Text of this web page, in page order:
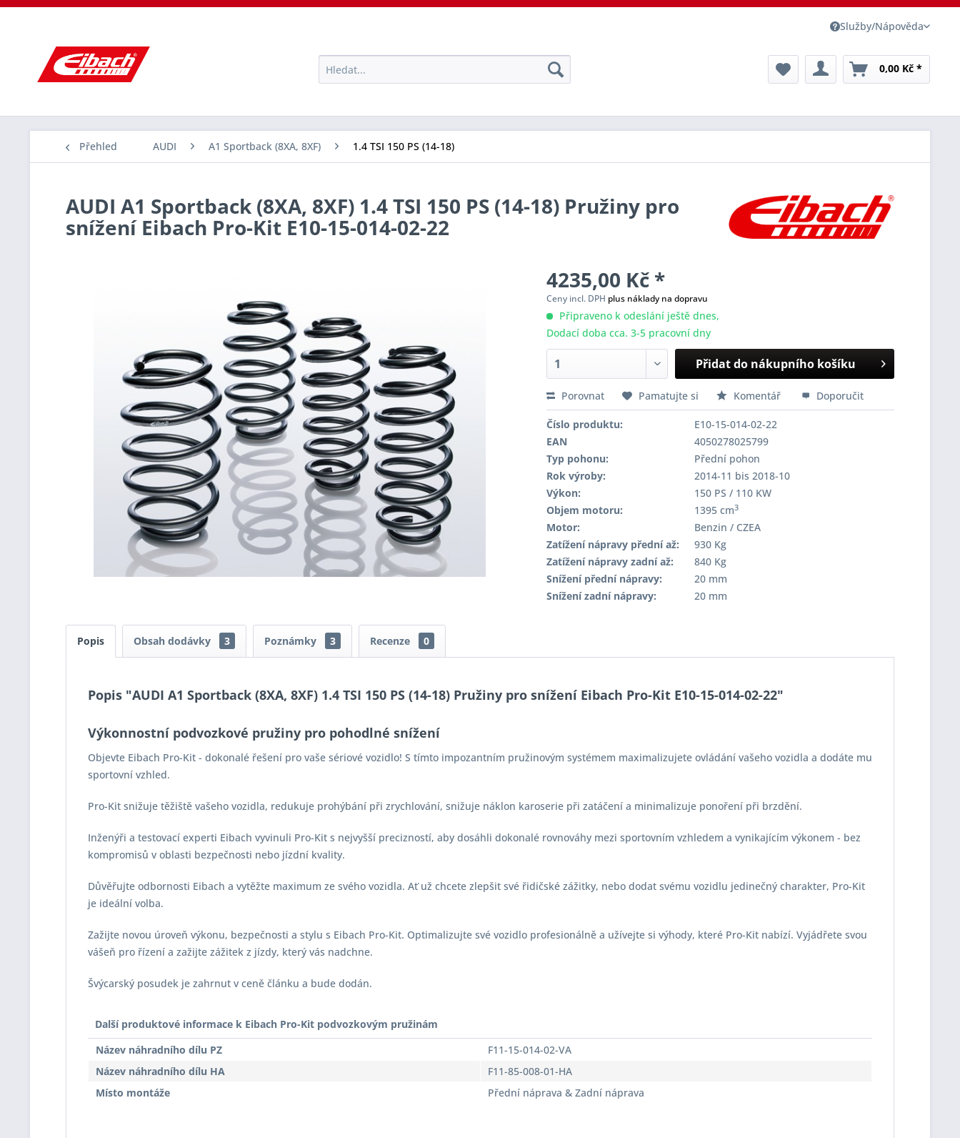
Služby/Nápověda
0,00 Kč *
Přehled AUDI A1 Sportback (8XA, 8XF) 1.4 TSI 150 PS (14-18)
AUDI A1 Sportback (8XA, 8XF) 1.4 TSI 150 PS (14-18) Pružiny pro
snížení Eibach Pro-Kit E10-15-014-02-22
4235,00 Kč *
Ceny incl. DPH plus náklady na dopravu
Připraveno k odeslání ještě dnes,
Dodací doba cca. 3-5 pracovní dny
Přidat do nákupního košíku
Porovnat Pamatujte si Komentář Doporučit
Číslo produktu:
E10-15-014-02-22
EAN
4050278025799
Typ pohonu:
Přední pohon
Rok výroby:
2014-11 bis 2018-10
Výkon:
150 PS / 110 KW
Objem motoru:
1395 cm3
Motor:
Benzin / CZEA
Zatížení nápravy přední až:
930 Kg
Zatížení nápravy zadní až:
840 Kg
Snížení přední nápravy:
20 mm
Snížení zadní nápravy:
20 mm
Popis Obsah dodávky 3 Poznámky 3 Recenze 0
Popis "AUDI A1 Sportback (8XA, 8XF) 1.4 TSI 150 PS (14-18) Pružiny pro snížení Eibach Pro-Kit E10-15-014-02-22"
Výkonnostní podvozkové pružiny pro pohodlné snížení
Objevte Eibach Pro-Kit - dokonalé řešení pro vaše sériové vozidlo! S tímto impozantním pružinovým systémem maximalizujete ovládání vašeho vozidla a dodáte mu
sportovní vzhled.
Pro-Kit snižuje těžiště vašeho vozidla, redukuje prohýbání při zrychlování, snižuje náklon karoserie při zatáčení a minimalizuje ponoření při brzdění.
Inženýři a testovací experti Eibach vyvinuli Pro-Kit s nejvyšší precizností, aby dosáhli dokonalé rovnováhy mezi sportovním vzhledem a vynikajícím výkonem - bez
kompromisů v oblasti bezpečnosti nebo jízdní kvality.
Důvěřujte odbornosti Eibach a vytěžte maximum ze svého vozidla. Ať už chcete zlepšit své řidičské zážitky, nebo dodat svému vozidlu jedinečný charakter, Pro-Kit
je ideální volba.
Zažijte novou úroveň výkonu, bezpečnosti a stylu s Eibach Pro-Kit. Optimalizujte své vozidlo profesionálně a užívejte si výhody, které Pro-Kit nabízí. Vyjádřete svou
vášeň pro řízení a zažijte zážitek z jízdy, který vás nadchne.
Švýcarský posudek je zahrnut v ceně článku a bude dodán.
Další produktové informace k Eibach Pro-Kit podvozkovým pružinám
Název náhradního dílu PZ
F11-15-014-02-VA
Název náhradního dílu HA
F11-85-008-01-HA
Místo montáže
Přední náprava & Zadní náprava